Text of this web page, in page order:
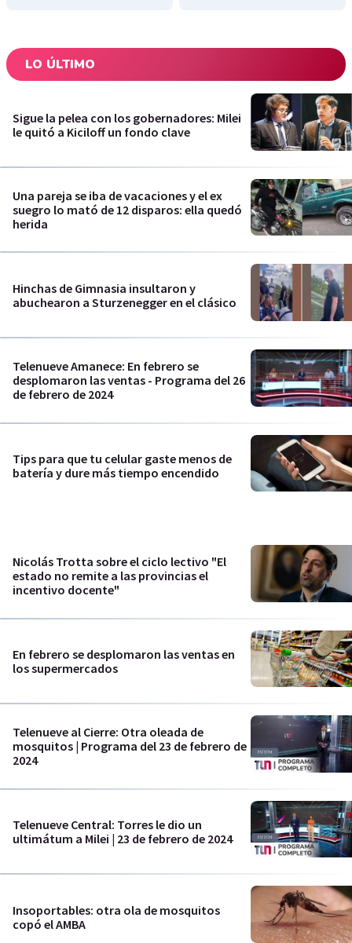
LO ÚLTIMO
Sigue la pelea con los gobernadores: Milei
le quitó a Kiciloff un fondo clave
Una pareja se iba de vacaciones y el ex
suegro lo mató de 12 disparos: ella quedó
herida
Hinchas de Gimnasia insultaron y
abuchearon a Sturzenegger en el clásico
Telenueve Amanece: En febrero se
desplomaron las ventas - Programa del 26
de febrero de 2024
Tips para que tu celular gaste menos de
batería y dure más tiempo encendido
Nicolás Trotta sobre el ciclo lectivo "El
estado no remite a las provincias el
incentivo docente"
En febrero se desplomaron las ventas en
los supermercados
Telenueve al Cierre: Otra oleada de
mosquitos | Programa del 23 de febrero de
2024
Telenueve Central: Torres le dio un
ultimátum a Milei | 23 de febrero de 2024
Insoportables: otra ola de mosquitos
copó el AMBA